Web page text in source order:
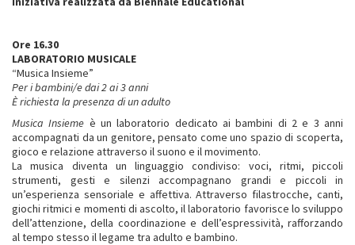
Ore 16.30
LABORATORIO MUSICALE
“Musica Insieme”
Per i bambini/e dai 2 ai 3 anni
È richiesta la presenza di un adulto
Musica Insieme è un laboratorio dedicato ai bambini di 2 e 3 anni
accompagnati da un genitore, pensato come uno spazio di scoperta,
gioco e relazione attraverso il suono e il movimento.
La musica diventa un linguaggio condiviso: voci, ritmi, piccoli
strumenti, gesti e silenzi accompagnano grandi e piccoli in
un’esperienza sensoriale e affettiva. Attraverso filastrocche, canti,
giochi ritmici e momenti di ascolto, il laboratorio favorisce lo sviluppo
dell’attenzione, della coordinazione e dell’espressività, rafforzando
al tempo stesso il legame tra adulto e bambino.